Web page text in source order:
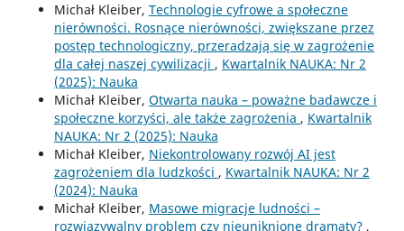
Michał Kleiber, Technologie cyfrowe a społeczne
nierówności. Rosnące nierówności, zwiększane przez
postęp technologiczny, przeradzają się w zagrożenie
dla całej naszej cywilizacji , Kwartalnik NAUKA: Nr 2
(2025): Nauka
Michał Kleiber, Otwarta nauka – poważne badawcze i
społeczne korzyści, ale także zagrożenia , Kwartalnik
NAUKA: Nr 2 (2025): Nauka
Michał Kleiber, Niekontrolowany rozwój AI jest
zagrożeniem dla ludzkości , Kwartalnik NAUKA: Nr 2
(2024): Nauka
Michał Kleiber, Masowe migracje ludności –
rozwiązywalny problem czy nieuniknione dramaty? ,